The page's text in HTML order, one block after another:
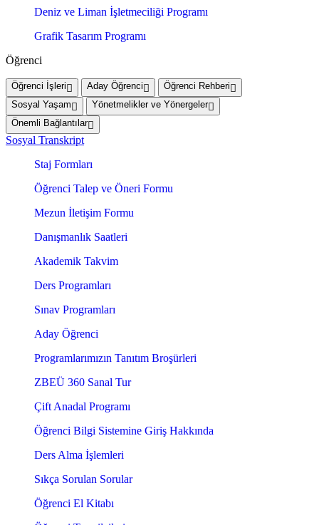
Deniz ve Liman İşletmeciliği Programı
Grafik Tasarım Programı
Öğrenci
Öğrenci İşleri Aday Öğrenci
Öğrenci Rehberi
Sosyal Yaşam
Yönetmelikler ve Yönergeler
Önemli Bağlantılar
Sosyal Transkript
Staj Formları
Öğrenci Talep ve Öneri Formu
Mezun İletişim Formu
Danışmanlık Saatleri
Akademik Takvim
Ders Programları
Sınav Programları
Aday Öğrenci
Programlarımızın Tanıtım Broşürleri
ZBEÜ 360 Sanal Tur
Çift Anadal Programı
Öğrenci Bilgi Sistemine Giriş Hakkında
Ders Alma İşlemleri
Sıkça Sorulan Sorular
Öğrenci El Kitabı